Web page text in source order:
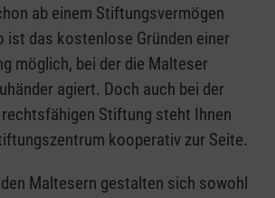
ab einem Stiftungsvermögen
ist das kostenlose Gründen einer
möglich, bei der die Malteser
agiert. Doch auch bei der
rechtsfähigen Stiftung steht Ihnen
kooperativ zur Seite.
Maltesern gestalten sich sowohl